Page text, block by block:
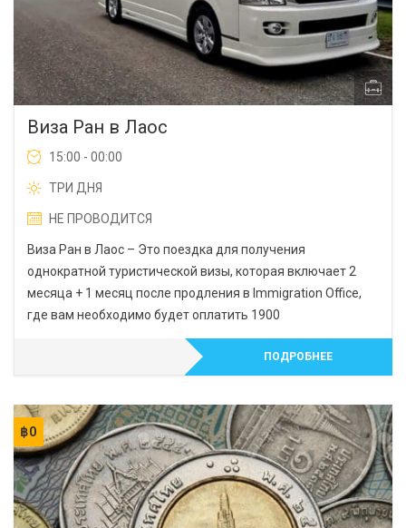
Виза Ран в Лаос
15:00 - 00:00
ТРИ ДНЯ
НЕ ПРОВОДИТСЯ
Виза Ран в Лаос – Это поездка для получения
однократной туристической визы, которая включает 2
месяца + 1 месяц после продления в Immigration Office,
где вам необходимо будет оплатить 1900
ПОДРОБНЕЕ
฿0